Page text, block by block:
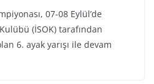
07-08 Eylül’de
(İSOK) tarafından
6. ayak yarışı ile devam